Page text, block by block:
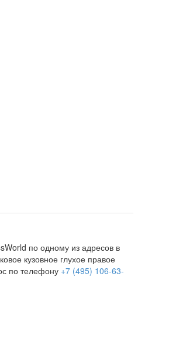
по одному из адресов в
кузовное глухое правое
по телефону +7 (495) 106-63-